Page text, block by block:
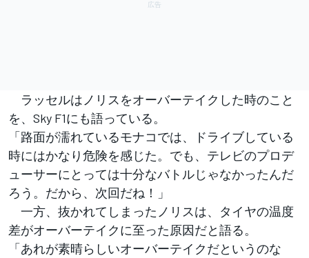
ラッセルはノリスをオーバーテイクした時のこと
を、Sky F1にも語っている。
「路面が濡れているモナコでは、ドライブしている
時にはかなり危険を感じた。でも、テレビのプロデ
ューサーにとっては十分なバトルじゃなかったんだ
ろう。だから、次回だね！」
一方、抜かれてしまったノリスは、タイヤの温度
差がオーバーテイクに至った原因だと語る。
「あれが素晴らしいオーバーテイクだというのな